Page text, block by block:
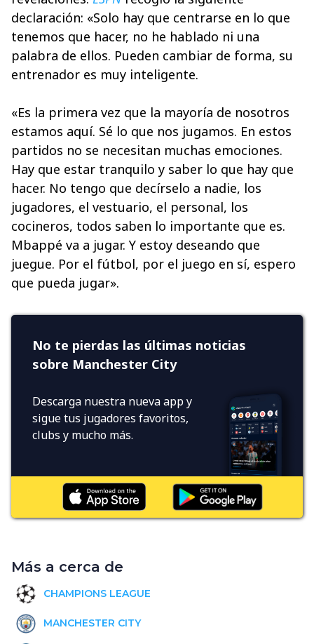
declaración: «Solo hay que centrarse en lo que
tenemos que hacer, no he hablado ni una
palabra de ellos. Pueden cambiar de forma, su
entrenador es muy inteligente.
«Es la primera vez que la mayoría de nosotros
estamos aquí. Sé lo que nos jugamos. En estos
partidos no se necesitan muchas emociones.
Hay que estar tranquilo y saber lo que hay que
hacer. No tengo que decírselo a nadie, los
jugadores, el vestuario, el personal, los
cocineros, todos saben lo importante que es.
Mbappé va a jugar. Y estoy deseando que
juegue. Por el fútbol, por el juego en sí, espero
que pueda jugar».
No te pierdas las últimas noticias
sobre Manchester City
Descarga nuestra nueva app y
sigue tus jugadores favoritos,
clubs y mucho más.
Más a cerca de
CHAMPIONS LEAGUE
MANCHESTER CITY